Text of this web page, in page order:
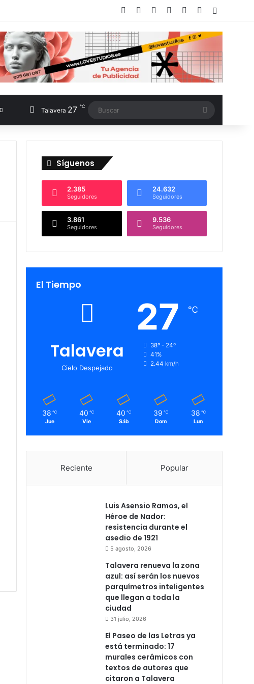
Facebook LinkedInInstagram
TikTokRSS
Talavera 27 ℃
Síguenos
2.385
Seguidores
24.632
Seguidores
3.861
Seguidores
9.536
Seguidores
El Tiempo
Talavera
Cielo Despejado
27 ℃
38º - 24º
41%
2.44 km/h
38 ℃
Jue
40 ℃
Vie
40 ℃
Sáb
39 ℃
Dom
38 ℃
Lun
Reciente Popular
Luis Asensio Ramos, el
Héroe de Nador:
resistencia durante el
asedio de 1921
5 agosto, 2026
Talavera renueva la zona
azul: así serán los nuevos
parquímetros inteligentes
que llegan a toda la
ciudad
31 julio, 2026
El Paseo de las Letras ya
está terminado: 17
murales cerámicos con
textos de autores que
citaron a Talavera